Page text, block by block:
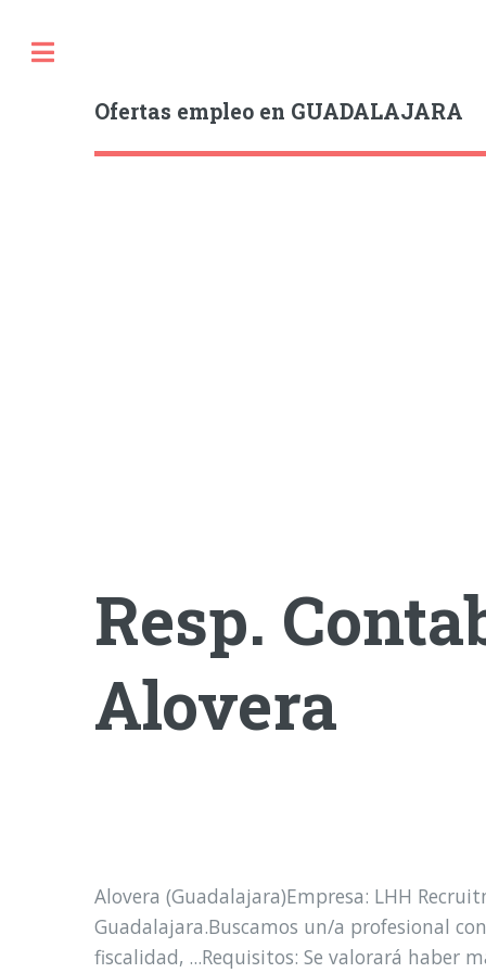
Ofertas empleo en GUADALAJARA
Resp.
Alovera
Alovera (Guadalajara)Empresa: LHH
Guadalajara.Buscamos un/a profesional
fiscalidad, ...Requisitos: Se valorará haber